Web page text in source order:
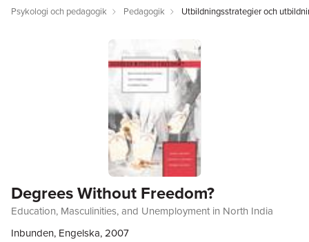
Psykologi och pedagogik Pedagogik Utbildningsstrategier och
Degrees Without Freedom?
Education, Masculinities, and Unemployment in North India
Inbunden, Engelska, 2007